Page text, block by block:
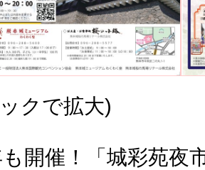
クで拡大)
開催！「城彩苑夜